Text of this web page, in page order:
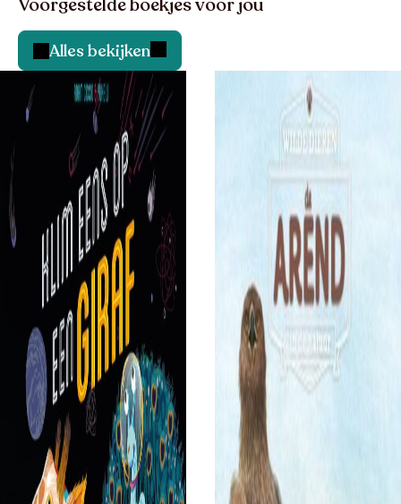
Voorgestelde boekjes voor jou
Alles bekijken